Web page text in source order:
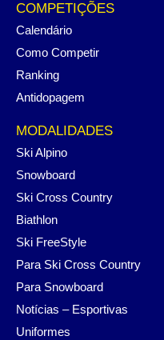
COMPETIÇÕES
Calendário
Como Competir
Ranking
Antidopagem
MODALIDADES
Ski Alpino
Snowboard
Ski Cross Country
Biathlon
Ski FreeStyle
Para Ski Cross Country
Para Snowboard
Notícias – Esportivas
Uniformes